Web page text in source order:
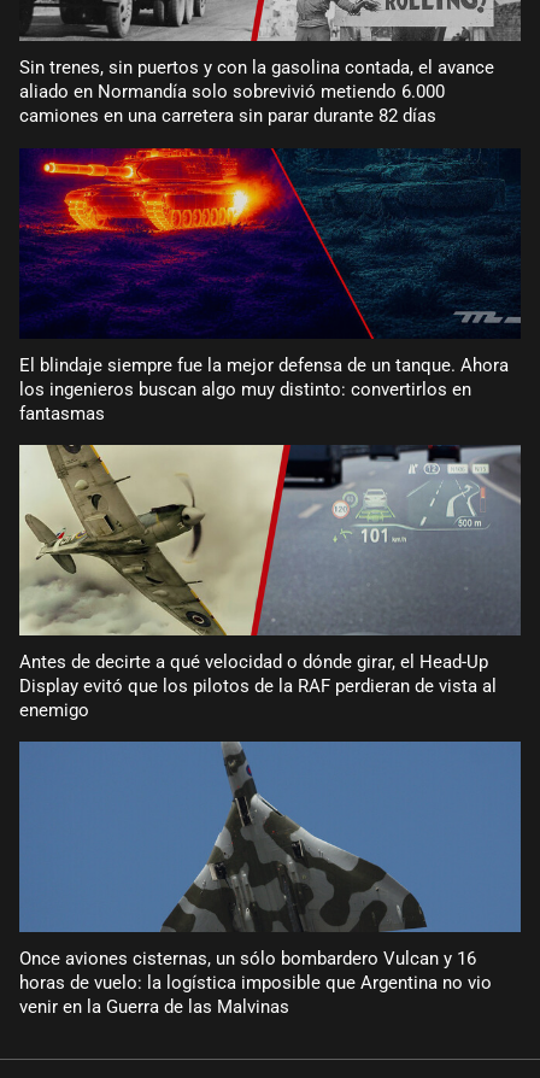
Sin trenes, sin puertos y con la gasolina contada, el avance
aliado en Normandía solo sobrevivió metiendo 6.000
camiones en una carretera sin parar durante 82 días
El blindaje siempre fue la mejor defensa de un tanque. Ahora
los ingenieros buscan algo muy distinto: convertirlos en
fantasmas
Antes de decirte a qué velocidad o dónde girar, el Head-Up
Display evitó que los pilotos de la RAF perdieran de vista al
enemigo
Once aviones cisternas, un sólo bombardero Vulcan y 16
horas de vuelo: la logística imposible que Argentina no vio
venir en la Guerra de las Malvinas